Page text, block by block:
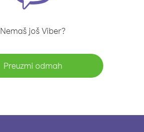
Nemaš još Viber?
Preuzmi odmah